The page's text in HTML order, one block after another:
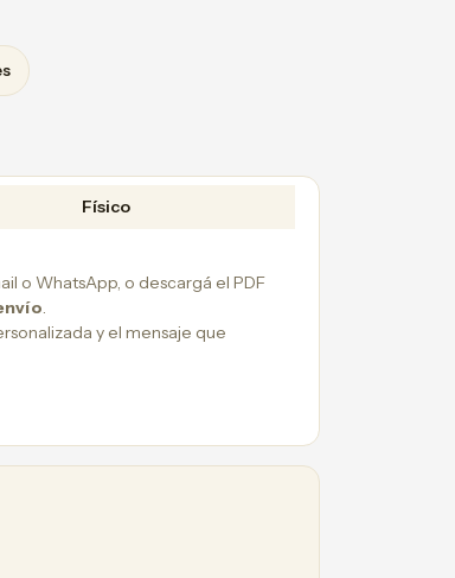
Físico
o WhatsApp, o descargá el PDF
y el mensaje que